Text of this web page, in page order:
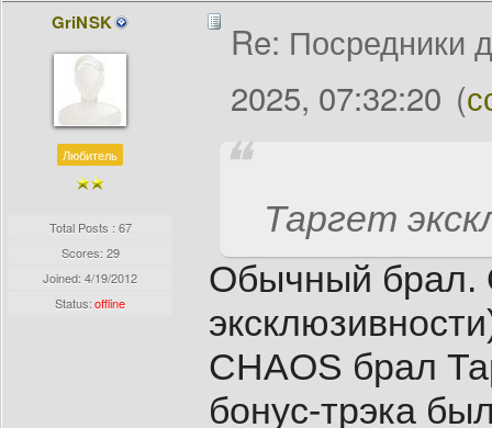
GriNSK
Любитель
Total Posts : 67
Scores: 29
Joined: 4/19/2012
Status:offline
Re: Посредники
2025, 07:32:20 (
Таргет
Обычный брал.
CHAOS брал
бонус-трэка